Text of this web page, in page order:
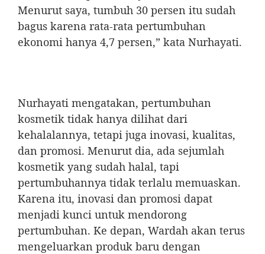
Menurut saya, tumbuh 30 persen itu sudah
bagus karena rata-rata pertumbuhan
ekonomi hanya 4,7 persen,” kata Nurhayati.
Nurhayati mengatakan, pertumbuhan
kosmetik tidak hanya dilihat dari
kehalalannya, tetapi juga inovasi, kualitas,
dan promosi. Menurut dia, ada sejumlah
kosmetik yang sudah halal, tapi
pertumbuhannya tidak terlalu memuaskan.
Karena itu, inovasi dan promosi dapat
menjadi kunci untuk mendorong
pertumbuhan. Ke depan, Wardah akan terus
mengeluarkan produk baru dengan